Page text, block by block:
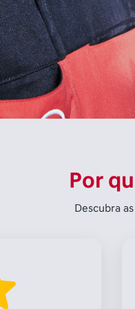
Por
Descubra